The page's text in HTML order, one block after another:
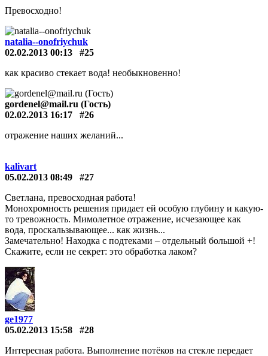
Превосходно!
natalia--onofriychuk
02.02.2013 00:13
#25
как красиво стекает вода! необыкновенно!
gordenel@mail.ru (Гость)
02.02.2013 16:17
#26
отражение наших желаний...
kalivart
05.02.2013 08:49
#27
Светлана, превосходная работа!
Монохромность решения придает ей особую глубину и какую-
то тревожность. Мимолетное отражение, исчезающее как
вода, проскальзывающее... как жизнь...
Замечательно! Находка с подтеками – отдельный большой +!
Скажите, если не секрет: это обработка лаком?
ge1977
05.02.2013 15:58
#28
Интересная работа. Выполнение потёков на стекле передает